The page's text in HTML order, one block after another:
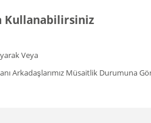
Kullanabilirsiniz
Veya
Arkadaşlarımız Müsaitlik Durumuna